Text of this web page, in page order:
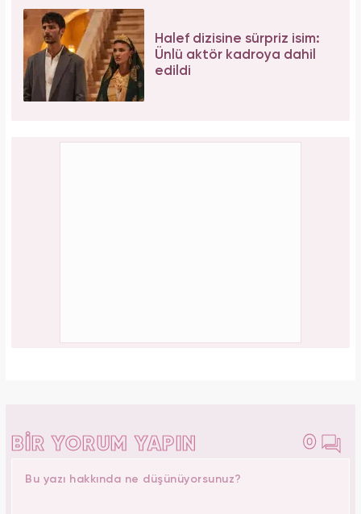
Halef dizisine sürpriz isim:
Ünlü aktör kadroya dahil
edildi
BİR YORUM YAPIN 0